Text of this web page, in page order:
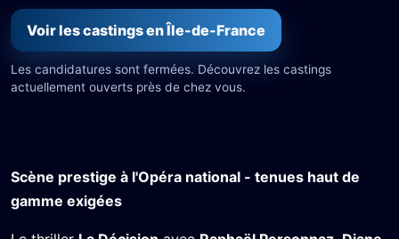
Voir les castings en Île-de-France
Les candidatures sont fermées. Découvrez les castings
actuellement ouverts près de chez vous.
Scène prestige à l'Opéra national - tenues haut de
gamme exigées